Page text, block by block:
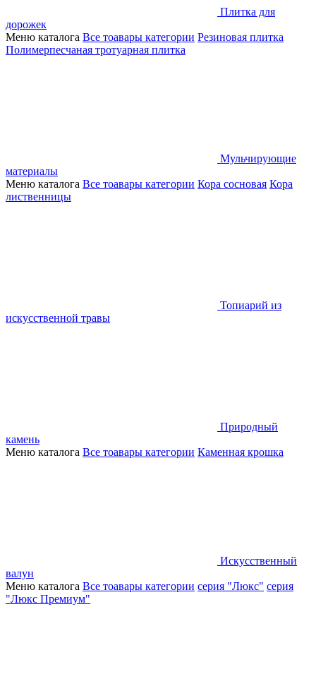
Плитка для
дорожек
Меню каталога Все тоавары категории Резиновая плитка
Полимерпесчаная тротуарная плитка
Мульчирующие
материалы
Меню каталога Все тоавары категории Кора сосновая Кора
лиственницы
Топиарий из
искусственной травы
Природный
камень
Меню каталога Все тоавары категории Каменная крошка
Искусственный
валун
Меню каталога Все тоавары категории серия "Люкс" серия
"Люкс Премиум"